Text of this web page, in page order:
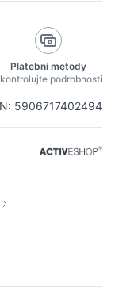
5906717402494
Platební metody
podrobnosti